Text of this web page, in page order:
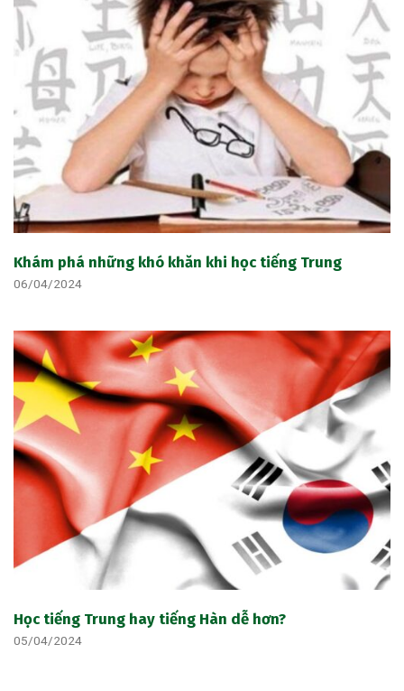
Khám phá những khó khăn khi học tiếng Trung
06/04/2024
Học tiếng Trung hay tiếng Hàn dễ hơn?
05/04/2024